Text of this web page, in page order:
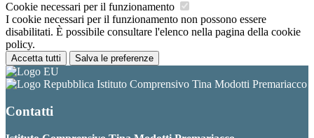
Cookie necessari per il funzionamento
I cookie necessari per il funzionamento non possono essere
disabilitati. È possibile consultare l'elenco nella pagina della cookie
policy.
Accetta tutti Salva le preferenze
Istituto Comprensivo Tina Modotti Premariacco
Contatti